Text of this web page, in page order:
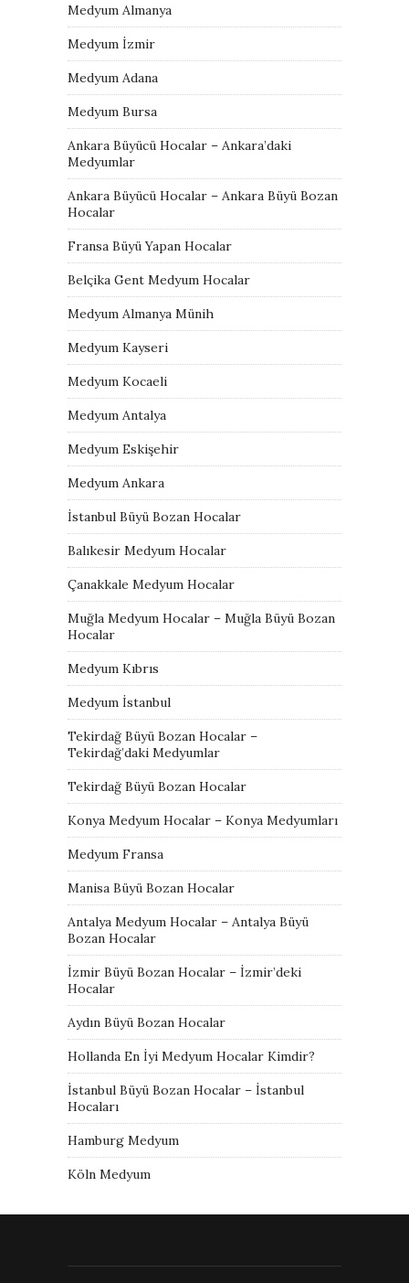
Medyum Almanya
Medyum İzmir
Medyum Adana
Medyum Bursa
Ankara Büyücü Hocalar – Ankara’daki
Medyumlar
Ankara Büyücü Hocalar – Ankara Büyü Bozan
Hocalar
Fransa Büyü Yapan Hocalar
Belçika Gent Medyum Hocalar
Medyum Almanya Münih
Medyum Kayseri
Medyum Kocaeli
Medyum Antalya
Medyum Eskişehir
Medyum Ankara
İstanbul Büyü Bozan Hocalar
Balıkesir Medyum Hocalar
Çanakkale Medyum Hocalar
Muğla Medyum Hocalar – Muğla Büyü Bozan
Hocalar
Medyum Kıbrıs
Medyum İstanbul
Tekirdağ Büyü Bozan Hocalar –
Tekirdağ’daki Medyumlar
Tekirdağ Büyü Bozan Hocalar
Konya Medyum Hocalar – Konya Medyumları
Medyum Fransa
Manisa Büyü Bozan Hocalar
Antalya Medyum Hocalar – Antalya Büyü
Bozan Hocalar
İzmir Büyü Bozan Hocalar – İzmir’deki
Hocalar
Aydın Büyü Bozan Hocalar
Hollanda En İyi Medyum Hocalar Kimdir?
İstanbul Büyü Bozan Hocalar – İstanbul
Hocaları
Hamburg Medyum
Köln Medyum